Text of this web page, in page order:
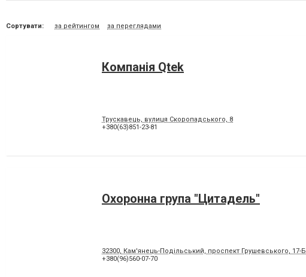
Сортувати: за рейтингом за переглядами
Компанія Qtek
Трускавець, вулиця Скоропадського, 8
+380(63)851-23-81
Охоронна група "Цитадель"
32300, Кам'янець-Подільський, проспект Грушевського, 17-Б
+380(96)560-07-70